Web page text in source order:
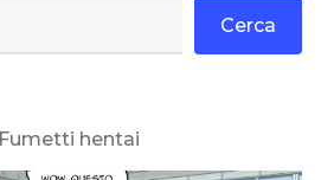
Cerca
Fumetti hentai